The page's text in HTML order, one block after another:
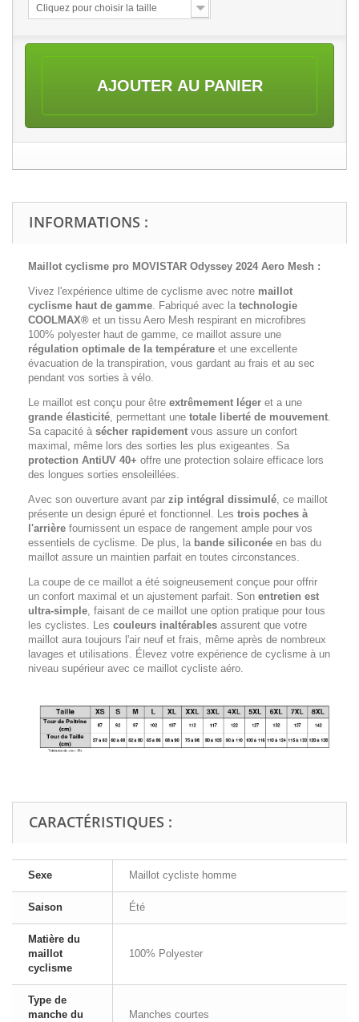
Cliquez pour choisir la taille
AJOUTER AU PANIER
INFORMATIONS :
Maillot cyclisme pro MOVISTAR Odyssey 2024 Aero Mesh :
Vivez l'expérience ultime de cyclisme avec notre maillot
cyclisme haut de gamme. Fabriqué avec la technologie
COOLMAX® et un tissu Aero Mesh respirant en microfibres
100% polyester haut de gamme, ce maillot assure une
régulation optimale de la température et une excellente
évacuation de la transpiration, vous gardant au frais et au sec
pendant vos sorties à vélo.
Le maillot est conçu pour être extrêmement léger et a une
grande élasticité, permettant une totale liberté de mouvement.
Sa capacité à sécher rapidement vous assure un confort
maximal, même lors des sorties les plus exigeantes. Sa
protection AntiUV 40+ offre une protection solaire efficace lors
des longues sorties ensoleillées.
Avec son ouverture avant par zip intégral dissimulé, ce maillot
présente un design épuré et fonctionnel. Les trois poches à
l'arrière fournissent un espace de rangement ample pour vos
essentiels de cyclisme. De plus, la bande siliconée en bas du
maillot assure un maintien parfait en toutes circonstances.
La coupe de ce maillot a été soigneusement conçue pour offrir
un confort maximal et un ajustement parfait. Son entretien est
ultra-simple, faisant de ce maillot une option pratique pour tous
les cyclistes. Les couleurs inaltérables assurent que votre
maillot aura toujours l'air neuf et frais, même après de nombreux
lavages et utilisations. Élevez votre expérience de cyclisme à un
niveau supérieur avec ce maillot cycliste aéro.
CARACTÉRISTIQUES :
Sexe Maillot cycliste homme
Saison Été
Matière du
maillot
cyclisme
100% Polyester
Type de
manche du
Manches courtes